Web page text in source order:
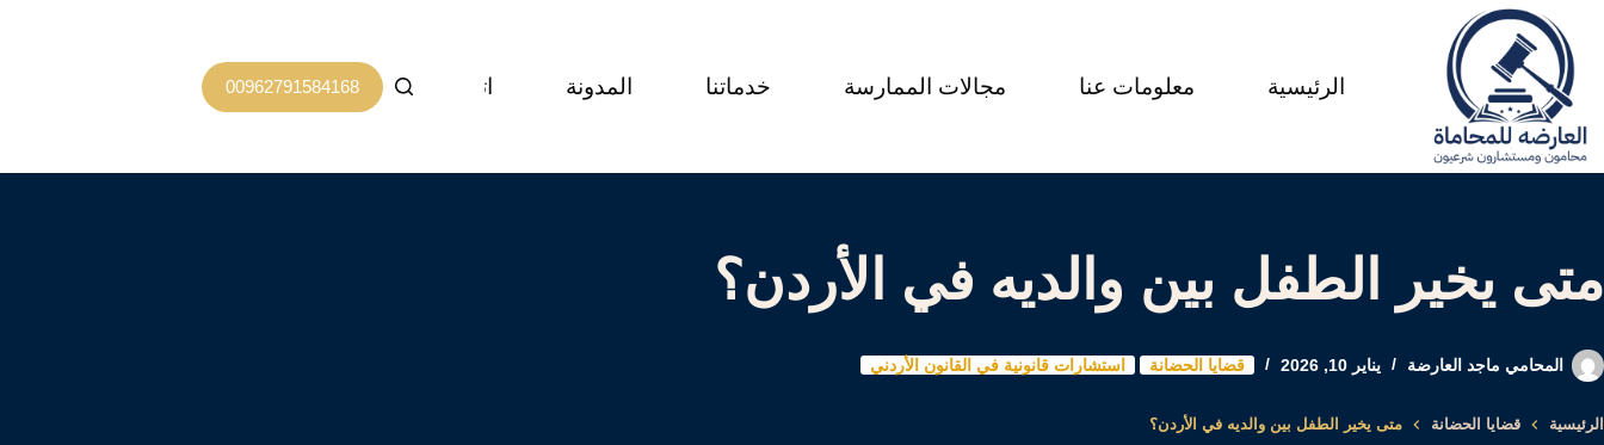
التجاوز
إلى
المحتوى
الرئيسية معلومات عنا مجالات الممارسة خدماتنا المدونة اتصل بنا 00962791584168
متى يخير الطفل بين والديه في الأردن؟
المحامي ماجد العارضة يناير 10, 2026 قضايا الحضانة استشارات قانونية في القانون الأردني
الرئيسية قضايا الحضانة متى يخير الطفل بين والديه في الأردن؟